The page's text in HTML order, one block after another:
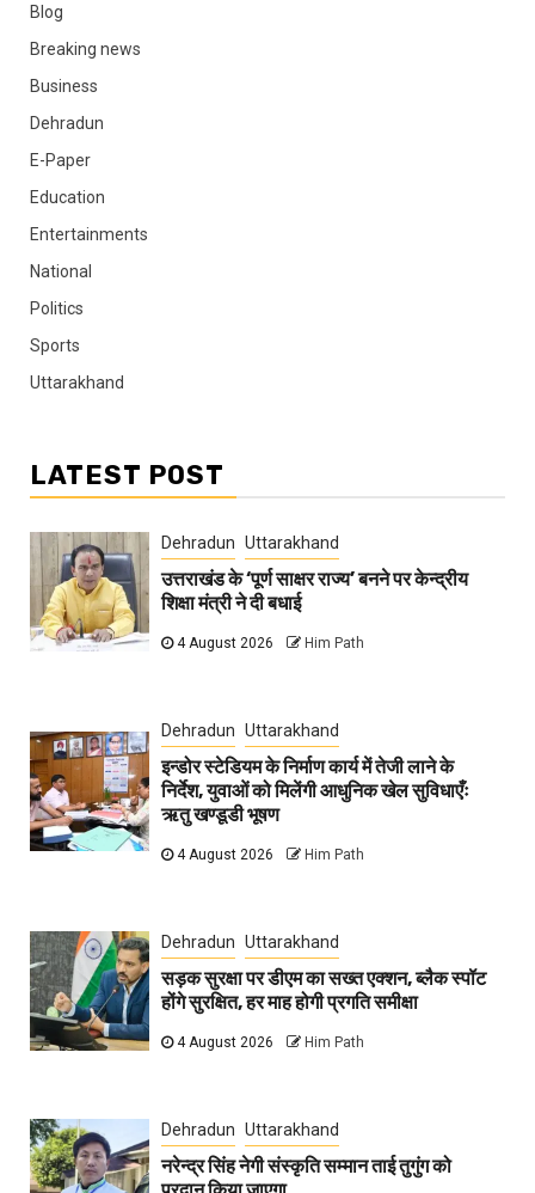
Blog
Breaking news
Business
Dehradun
E-Paper
Education
Entertainments
National
Politics
Sports
Uttarakhand
LATEST POST
Dehradun Uttarakhand
उत्तराखंड के ‘पूर्ण साक्षर राज्य’ बनने पर केन्द्रीय
शिक्षा मंत्री ने दी बधाई
4 August 2026 Him Path
Dehradun Uttarakhand
इन्डोर स्टेडियम के निर्माण कार्य में तेजी लाने के
निर्देश, युवाओं को मिलेंगी आधुनिक खेल सुविधाएँः
ऋतु खण्डूडी भूषण
4 August 2026 Him Path
Dehradun Uttarakhand
सड़क सुरक्षा पर डीएम का सख्त एक्शन, ब्लैक स्पॉट
होंगे सुरक्षित, हर माह होगी प्रगति समीक्षा
4 August 2026 Him Path
Dehradun Uttarakhand
नरेन्द्र सिंह नेगी संस्कृति सम्मान ताई तुगुंग को